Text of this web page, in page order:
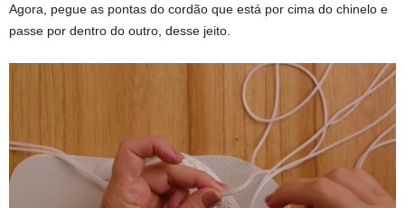
Agora, pegue as pontas do cordão que está por cima do chinelo e
passe por dentro do outro, desse jeito.